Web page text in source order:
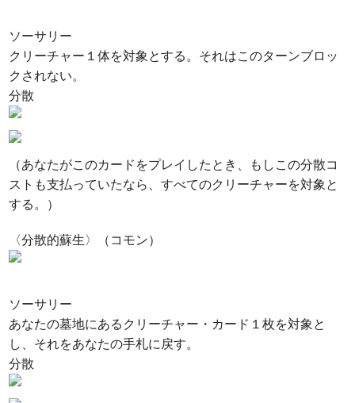
ソーサリー
クリーチャー１体を対象とする。それはこのターンブロッ
クされない。
分散
（あなたがこのカードをプレイしたとき、もしこの分散コ
ストも支払っていたなら、すべてのクリーチャーを対象と
する。）
〈分散的蘇生〉（コモン）
ソーサリー
あなたの墓地にあるクリーチャー・カード１枚を対象と
し、それをあなたの手札に戻す。
分散